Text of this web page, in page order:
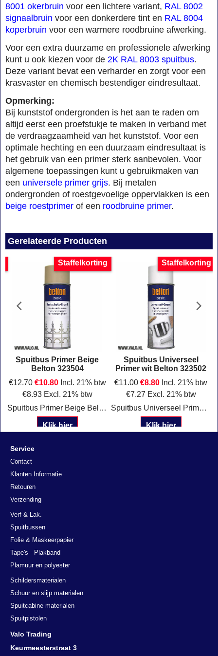
8001 okerbruin voor een lichtere variant, RAL 8002
signaalbruin voor een donkerdere tint en RAL 8004
koperbruin voor een warmere roodbruine afwerking.
Voor een extra duurzame en professionele afwerking
kunt u ook kiezen voor de 2K RAL 8003 spuitbus.
Deze variant bevat een verharder en zorgt voor een
krasvaster en chemisch bestendiger eindresultaat.
Opmerking:
Bij kunststof ondergronden is het aan te raden om
altijd eerst een proefstukje te maken in verband met
de verdraagzaamheid van het kunststof. Voor een
optimale hechting en een duurzaam eindresultaat is
het gebruik van een primer sterk aanbevolen. Voor
algemene toepassingen kunt u gebruikmaken van
een universele primer grijs. Bij metalen
ondergronden of roestgevoelige oppervlakken is een
beige roestprimer of een roodbruine primer.
Gerelateerde Producten
Staffelkorting
Spuitbus Primer Beige
Belton 323504
€12.70 €10.80 Incl. 21% btw
€8.93 Excl. 21% btw
Spuitbus Primer Beige Belton 323504
Klik hier
Staffelkorting
Spuitbus Universeel
Primer wit Belton 323502
€11.00 €8.80 Incl. 21% btw
€7.27 Excl. 21% btw
Spuitbus Universeel Primer wit 323502 Belton
Klik hier
Service
Contact
Klanten Informatie
Retouren
Verzending
Verf & Lak.
Spuitbussen
Folie & Maskeerpapier
Tape's - Plakband
Plamuur en polyester
Schildersmaterialen
Schuur en slijp materialen
Spuitcabine materialen
Spuitpistolen
Valo Trading
Keurmeesterstraat 3
Deze website maakt gebruik van
cookies.
We gebruiken cookies om inhoud en advertenties te personaliseren en
om ons verkeer te analyseren. We delen ook informatie over uw
deze kunnen combineren met andere informatie die u aan hen heeft